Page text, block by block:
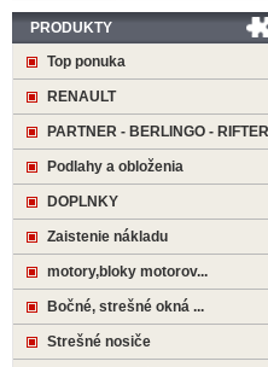
PRODUKTY
Top ponuka
RENAULT
PARTNER - BERLINGO - RIFTER
Podlahy a obloženia
DOPLNKY
Zaistenie nákladu
motory,bloky motorov...
Bočné, strešné okná ...
Strešné nosiče